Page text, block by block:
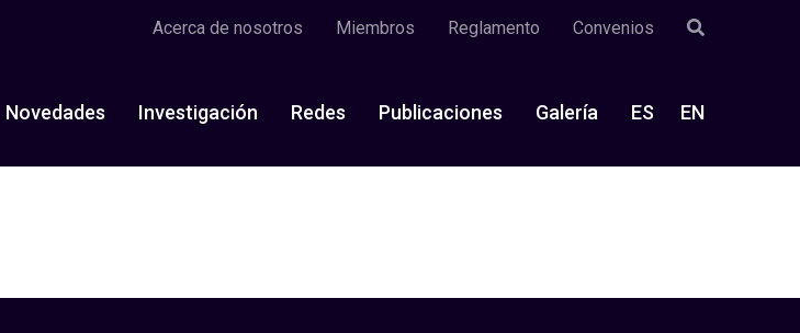
Acerca de nosotros Miembros Reglamento Convenios
Novedades Investigación Redes Publicaciones Galería ES EN